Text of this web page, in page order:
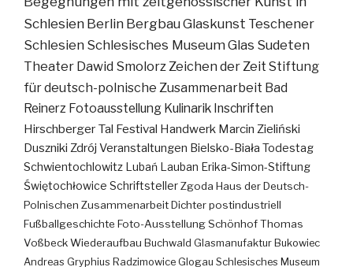
Schlesien Berlin BergbauGlaskunst Teschener
Schlesien Schlesisches MuseumGlas Sudeten
Theater Dawid SmolorzZeichen der Zeit Stiftung
für deutsch-polnische Zusammenarbeit Bad
Reinerz Fotoausstellung Kulinarik Inschriften
Hirschberger Tal Festival Handwerk Marcin Zieliński
Duszniki Zdrój Veranstaltungen Bielsko-Biała Todestag
Schwientochlowitz Lubań Lauban Erika-Simon-Stiftung
Świętochłowice SchriftstellerZgoda Haus der Deutsch-
Polnischen ZusammenarbeitDichterpostindustriell
Fußballgeschichte Foto-AusstellungSchönhofThomas
VoßbeckWiederaufbau Buchwald Glasmanufaktur Bukowiec
Andreas Gryphius Radzimowice Glogau Schlesisches Museum